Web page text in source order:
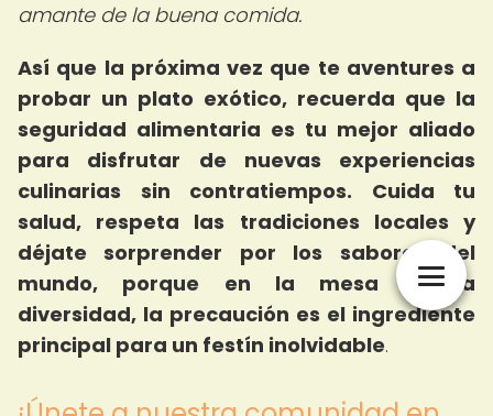
amante de la buena comida.
Así que la próxima vez que te aventures a
probar un plato exótico, recuerda que la
seguridad alimentaria es tu mejor aliado
para disfrutar de nuevas experiencias
culinarias sin contratiempos. Cuida tu
salud, respeta las tradiciones locales y
déjate sorprender por los sabores del
mundo, porque en la mesa de la
diversidad, la precaución es el ingrediente
principal para un festín inolvidable.